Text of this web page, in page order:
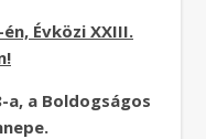
Évközi XXIII.
a Boldogságos